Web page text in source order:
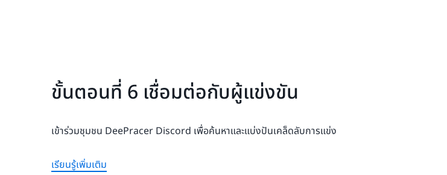
ขั้นตอนที่ 6 เชื่อมต่อกับผู้แข่งขัน
เข้าร่วมชุมชน DeePracer Discord เพื่อค้นหาและแบ่งปันเคล็ดลับการแข่ง
เรียนรู้เพิ่มเติม